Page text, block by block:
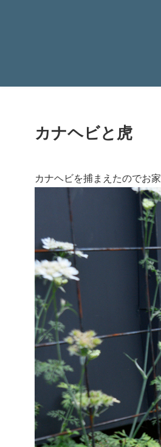
カナヘビと虎
カナヘビを捕まえたのでお